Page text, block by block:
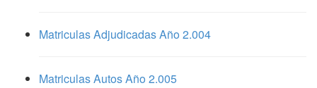
Matriculas Adjudicadas Año 2.004
Matriculas Autos Año 2.005